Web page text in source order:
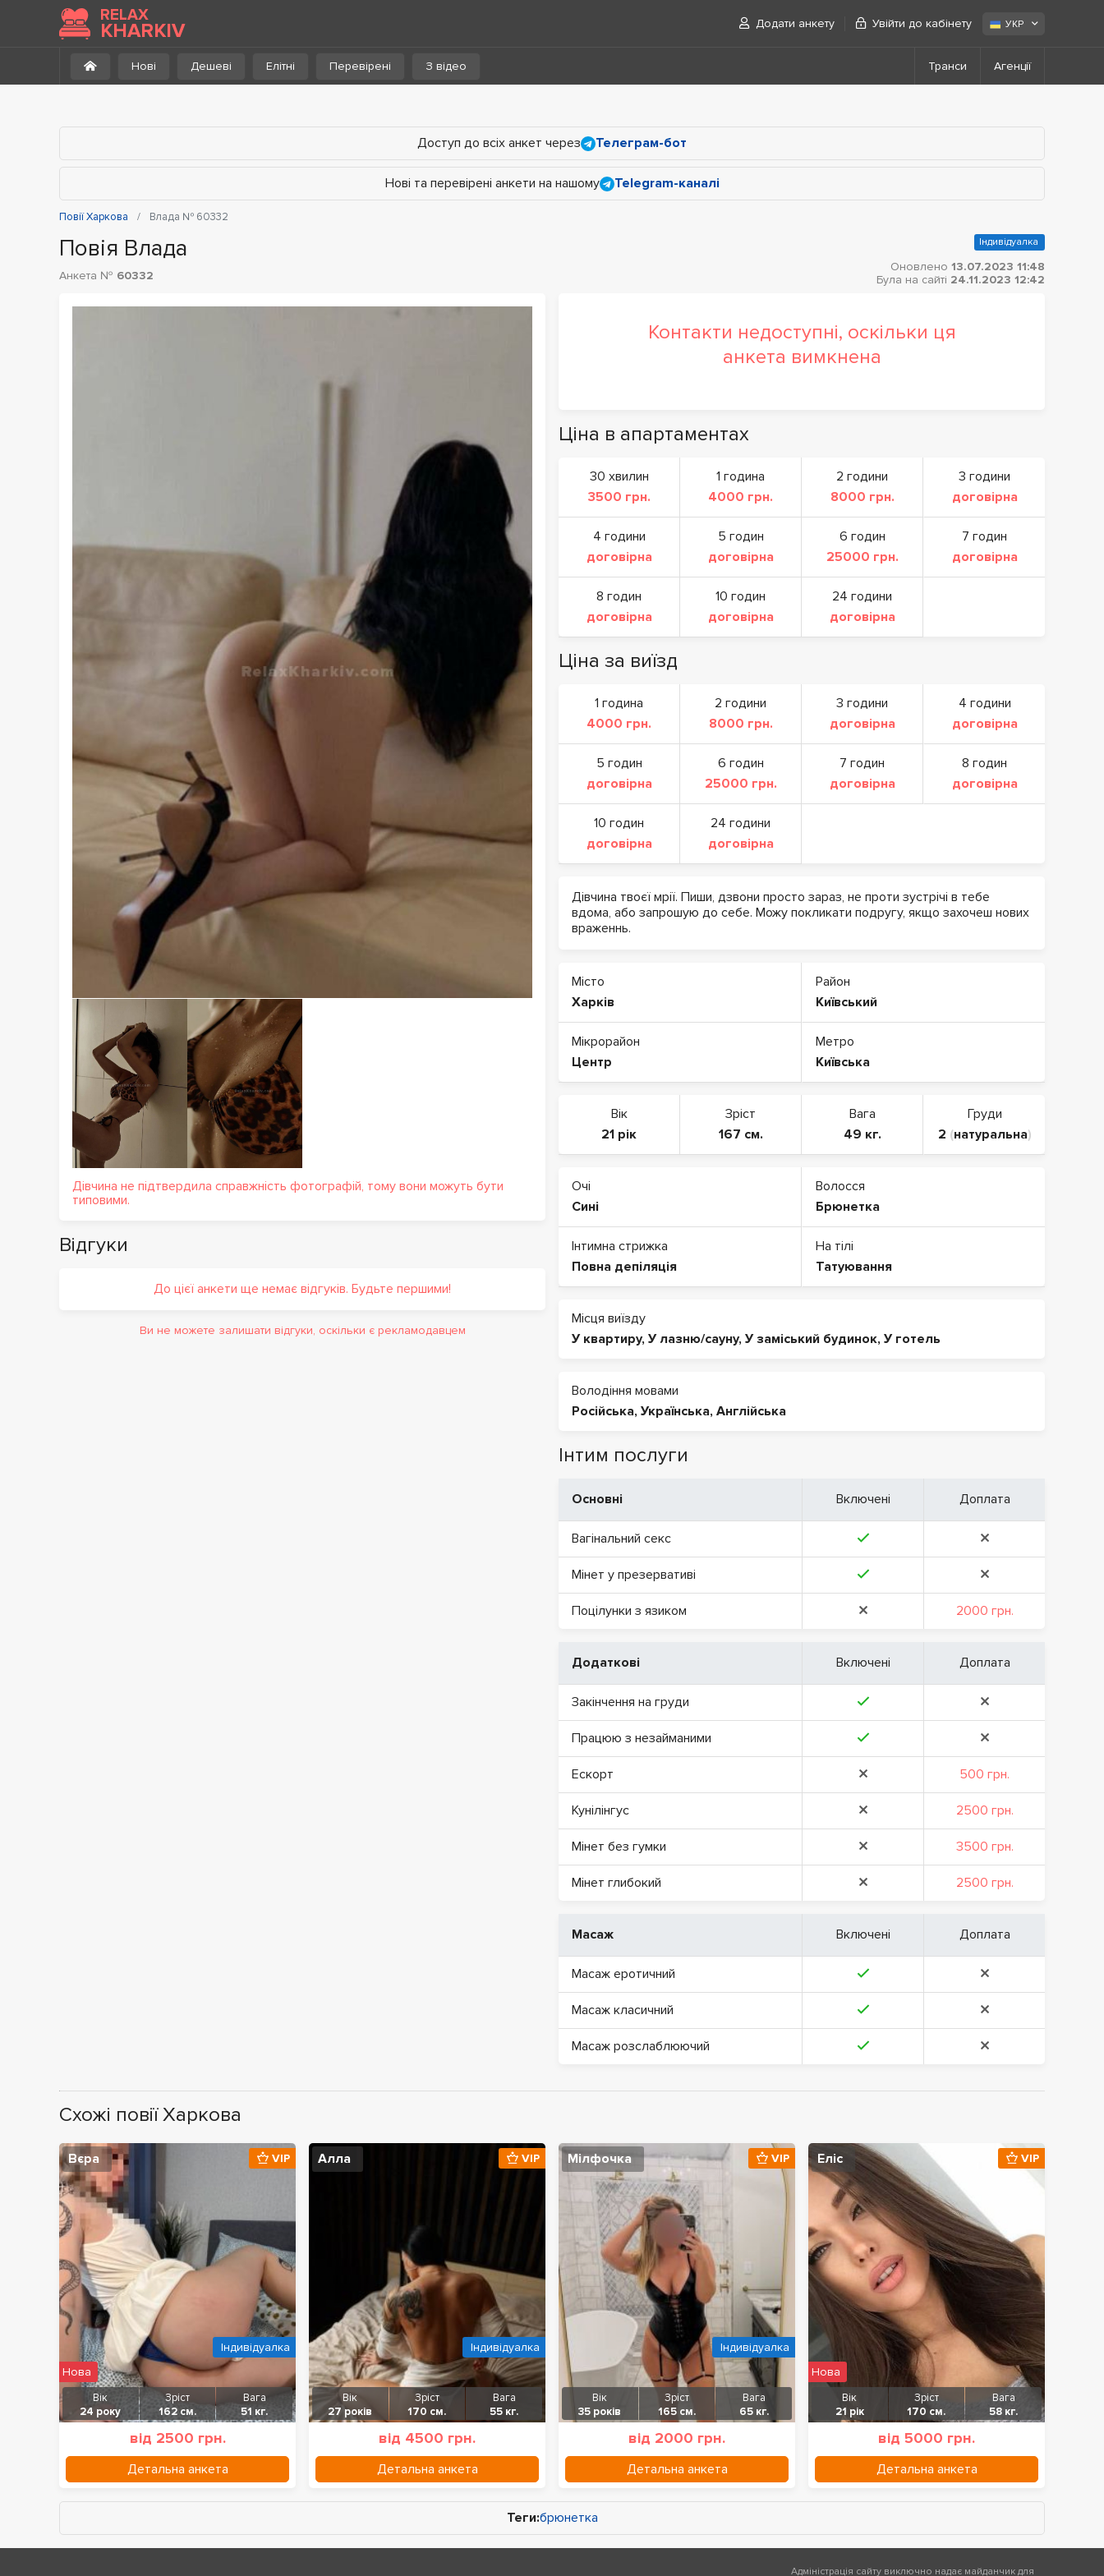
RELAX
KHARKIV Додати анкету Увійти до кабінету УКР
Нові Дешеві Елітні Перевірені З відео Транси Агенції
Доступ до всіх анкет через Телеграм-бот
Нові та перевірені анкети на нашому Telegram-каналі
Повії Харкова Влада № 60332
Повія Влада
Анкета № 60332
Індивідуалка
Оновлено 13.07.2023 11:48
Була на сайті 24.11.2023 12:42
Контакти недоступні, оскільки ця
анкета вимкнена
Дівчина не підтвердила справжність фотографій, тому вони можуть бути
типовими.
Ціна в апартаментах
30 хвилин
3500 грн.
1 година
4000 грн.
2 години
8000 грн.
3 години
договірна
4 години
договірна
5 годин
договірна
6 годин
25000 грн.
7 годин
договірна
8 годин
договірна
10 годин
договірна
24 години
договірна
Ціна за виїзд
1 година
4000 грн.
2 години
8000 грн.
3 години
договірна
4 години
договірна
5 годин
договірна
6 годин
25000 грн.
7 годин
договірна
8 годин
договірна
10 годин
договірна
24 години
договірна
Дівчина твоєї мрії. Пиши, дзвони просто зараз, не проти зустрічі в тебе
вдома, або запрошую до себе. Можу покликати подругу, якщо захочеш нових
враженнь.
Місто
Харків
Район
Київський
Мікрорайон
Центр
Метро
Київська
Вік
21 рік
Зріст
167 см.
Вага
49 кг.
Груди
2 (натуральна)
Очі
Сині
Волосся
Брюнетка
Інтимна стрижка
Повна депіляція
На тілі
Татуювання
Місця виїзду
У квартиру, У лазню/сауну, У заміський будинок, У готель
Володіння мовами
Російська, Українська, Англійська
Інтим послуги
Основні Включені Доплата
Вагінальний секс
Мінет у презервативі
Поцілунки з язиком 2000 грн.
Додаткові Включені Доплата
Закінчення на груди
Працюю з незайманими
Ескорт 500 грн.
Кунілінгус 2500 грн.
Мінет без гумки 3500 грн.
Мінет глибокий 2500 грн.
Масаж Включені Доплата
Масаж еротичний
Масаж класичний
Масаж розслаблюючий
Відгуки
До цієї анкети ще немає відгуків. Будьте першими!
Ви не можете залишати відгуки, оскільки є рекламодавцем
Схожі повії Харкова
Вєра
Вік
24 року
Зріст
162 см.
Вага
51 кг.
від 2500 грн.
Детальна анкета
VIP
Нова
Індивідуалка
Алла
Вік
27 років
Зріст
170 см.
Вага
55 кг.
від 4500 грн.
Детальна анкета
VIP
Індивідуалка
Мілфочка
Вік
35 років
Зріст
165 см.
Вага
65 кг.
від 2000 грн.
Детальна анкета
VIP
Індивідуалка
Еліс
Вік
21 рік
Зріст
170 см.
Вага
58 кг.
від 5000 грн.
Детальна анкета
VIP
Нова
Теги:брюнетка
Адміністрація сайту виключно надає майданчик для